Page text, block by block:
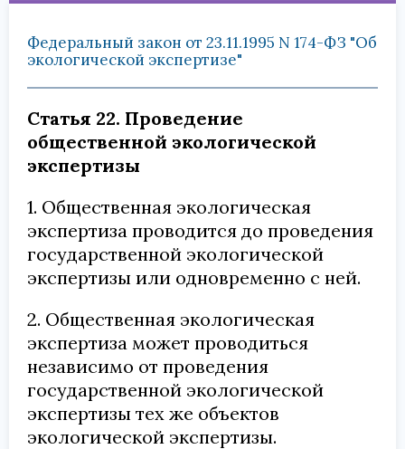
Федеральный закон от 23.11.1995 N 174-ФЗ "Об
экологической экспертизе"
Статья 22. Проведение
общественной экологической
экспертизы
1. Общественная экологическая
экспертиза проводится до проведения
государственной экологической
экспертизы или одновременно с ней.
2. Общественная экологическая
экспертиза может проводиться
независимо от проведения
государственной экологической
экспертизы тех же объектов
экологической экспертизы.